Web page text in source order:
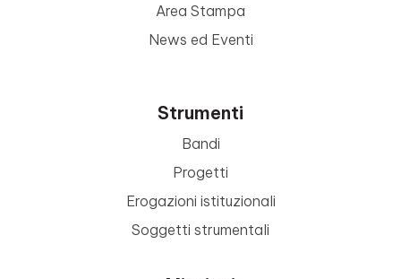
Area Stampa
News ed Eventi
Strumenti
Bandi
Progetti
Erogazioni istituzionali
Soggetti strumentali